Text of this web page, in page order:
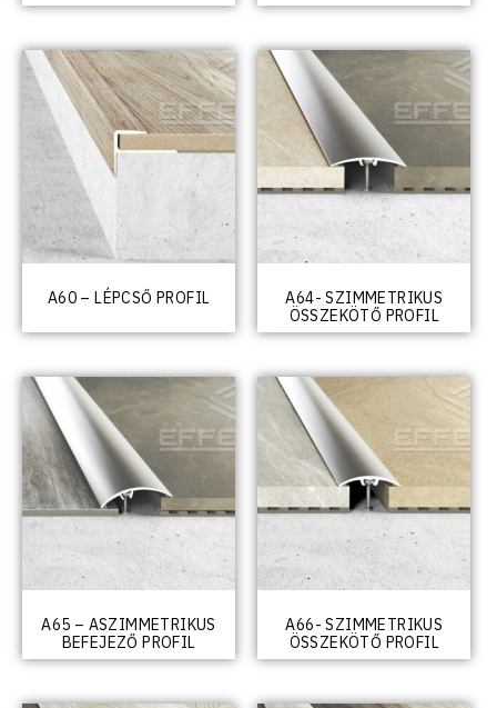
A60 – LÉPCSŐ PROFIL
A64- SZIMMETRIKUS
ÖSSZEKÖTŐ PROFIL
A65 – ASZIMMETRIKUS
BEFEJEZŐ PROFIL
A66- SZIMMETRIKUS
ÖSSZEKÖTŐ PROFIL